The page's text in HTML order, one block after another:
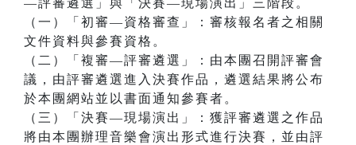
—評審遴選」與「決賽—現場演出」三階段。
（一）「初審—資格審查」：審核報名者之相關
文件資料與參賽資格。
（二）「複審—評審遴選」：由本團召開評審會
議，由評審遴選進入決賽作品，遴選結果將公布
於本團網站並以書面通知參賽者。
（三）「決賽—現場演出」：獲評審遴選之作品
將由本團辦理音樂會演出形式進行決賽，並由評